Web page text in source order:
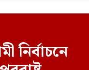
নির্বাচনে